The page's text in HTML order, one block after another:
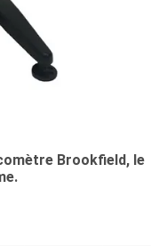
Brookfield, le